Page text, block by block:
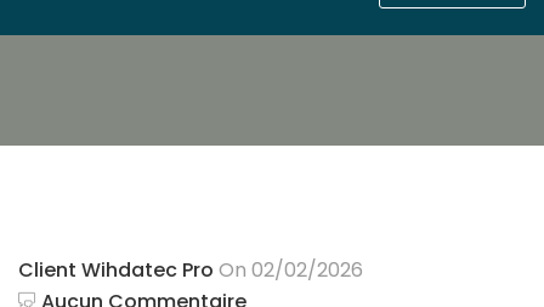
Client Wihdatec Pro On 02/02/2026